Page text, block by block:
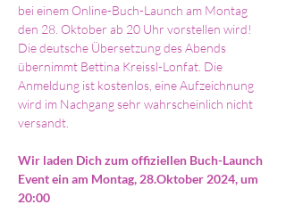
bei einem Online-Buch-Launch am Montag
den 28. Oktober ab 20 Uhr vorstellen wird!
Die deutsche Übersetzung des Abends
übernimmt Bettina Kreissl-Lonfat. Die
Anmeldung ist kostenlos, eine Aufzeichnung
wird im Nachgang sehr wahrscheinlich nicht
versandt.
Wir laden Dich zum offiziellen Buch-Launch
Event ein am Montag, 28.Oktober 2024, um
20:00